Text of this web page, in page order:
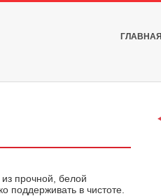
ГЛАВНАЯ
прочной, белой
поддерживать в чистоте.